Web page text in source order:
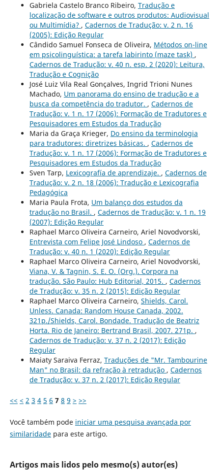
Gabriela Castelo Branco Ribeiro, Tradução e
localização de software e outros produtos: Audiovisual
ou Multimídia? , Cadernos de Tradução: v. 2 n. 16
(2005): Edição Regular
Cândido Samuel Fonseca de Oliveira, Métodos on-line
em psicolinguística: a tarefa labirinto (maze task) ,
Cadernos de Tradução: v. 40 n. esp. 2 (2020): Leitura,
Tradução e Cognição
José Luiz Vila Real Gonçalves, Ingrid Trioni Nunes
Machado, Um panorama do ensino de tradução e a
busca da competência do tradutor. , Cadernos de
Tradução: v. 1 n. 17 (2006): Formação de Tradutores e
Pesquisadores em Estudos da Tradução
Maria da Graça Krieger, Do ensino da terminologia
para tradutores: diretrizes básicas. , Cadernos de
Tradução: v. 1 n. 17 (2006): Formação de Tradutores e
Pesquisadores em Estudos da Tradução
Sven Tarp, Lexicografía de aprendizaje. , Cadernos de
Tradução: v. 2 n. 18 (2006): Tradução e Lexicografia
Pedagógica
Maria Paula Frota, Um balanço dos estudos da
tradução no Brasil. , Cadernos de Tradução: v. 1 n. 19
(2007): Edição Regular
Raphael Marco Oliveira Carneiro, Ariel Novodvorski,
Entrevista com Felipe José Lindoso , Cadernos de
Tradução: v. 40 n. 1 (2020): Edição Regular
Raphael Marco Oliveira Carneiro, Ariel Novodvorski,
Viana, V. & Tagnin, S. E. O. (Org.). Corpora na
tradução. São Paulo: Hub Editorial, 2015. , Cadernos
de Tradução: v. 35 n. 2 (2015): Edição Regular
Raphael Marco Oliveira Carneiro, Shields, Carol.
Unless. Canada: Random House Canada, 2002.
321p./Shields, Carol. Bondade. Tradução de Beatriz
Horta. Rio de Janeiro: Bertrand Brasil, 2007. 271p. ,
Cadernos de Tradução: v. 37 n. 2 (2017): Edição
Regular
Maiaty Saraiva Ferraz, Traduções de "Mr. Tambourine
Man" no Brasil: da refração à retradução , Cadernos
de Tradução: v. 37 n. 2 (2017): Edição Regular
<< < 2 3 4 5 6 7 8 9 > >>
Você também pode iniciar uma pesquisa avançada por
similaridadepara este artigo.
Artigos mais lidos pelo mesmo(s) autor(es)